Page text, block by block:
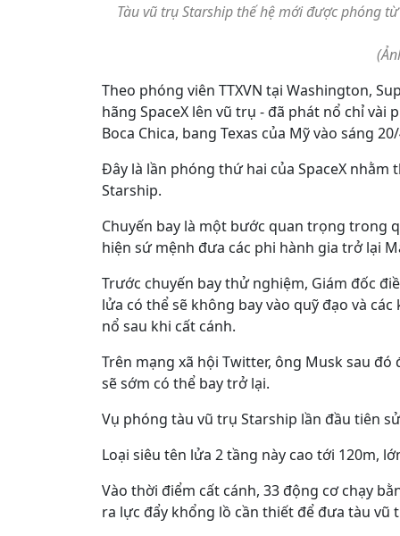
Tàu vũ trụ Starship thế hệ mới được phóng
Theo phóng viên TTXVN tại Washington,
hãng SpaceX lên vũ trụ - đã phát nổ chỉ
Boca Chica, bang Texas của Mỹ vào sáng
Đây là lần phóng thứ hai của SpaceX
Starship.
Chuyến bay là một bước quan trọng trong
hiện sứ mệnh đưa các phi hành gia trở lại
Trước chuyến bay thử nghiệm, Giám đốc
lửa có thể sẽ không bay vào quỹ đạo và
nổ sau khi cất cánh.
Trên mạng xã hội Twitter, ông Musk sau
sẽ sớm có thể bay trở lại.
Vụ phóng tàu vũ trụ Starship lần đầu tiên
Loại siêu tên lửa 2 tầng này cao tới 120m,
Vào thời điểm cất cánh, 33 động cơ chạy
ra lực đẩy khổng lồ cần thiết để đưa tàu vũ